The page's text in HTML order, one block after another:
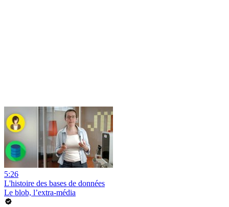
5:26
L'histoire des bases de données
Le blob, l’extra-média